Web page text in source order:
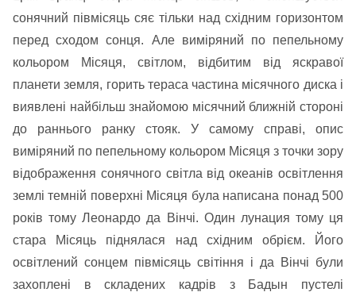
сонячний півмісяць сяє тільки над східним горизонтом
перед сходом сонця. Але виміряний по пепельному
кольором Місяця, світлом, відбитим від яскравої
планети земля, горить тераса частина місячного диска і
виявлені найбільш знайомою місячний ближній стороні
до раннього ранку стояк. У самому справі, опис
виміряний по пепельному кольором Місяця з точки зору
відображення сонячного світла від океанів освітлення
землі темній поверхні Місяця була написана понад 500
років тому Леонардо да Вінчі. Один лунация тому ця
стара Місяць піднялася над східним обрієм. Його
освітлений сонцем півмісяць світіння і да Вінчі були
захоплені в складених кадрів з Бадын пустелі